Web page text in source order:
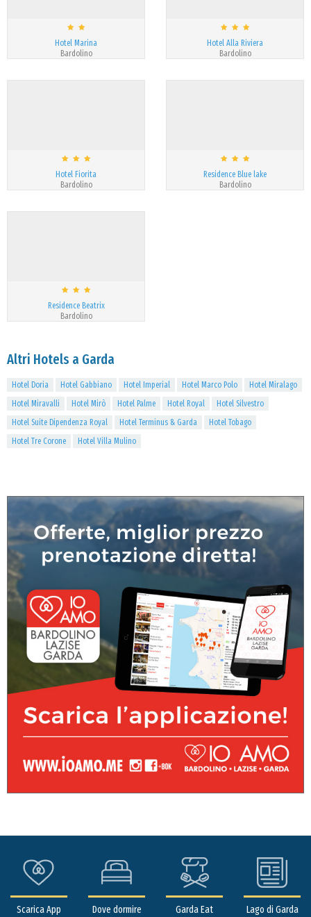
Hotel Marina
Bardolino
Hotel Alla Riviera
Bardolino
Hotel Fiorita
Bardolino
Residence Blue lake
Bardolino
Residence Beatrix
Bardolino
Altri Hotels a Garda
Hotel Doria Hotel Gabbiano Hotel Imperial Hotel Marco Polo
Hotel Miralago
Hotel Miravalli
Hotel Mirò Hotel Palme Hotel Royal
Hotel Silvestro
Hotel Suite Dipendenza Royal
Hotel Terminus & Garda
Hotel Tobago
Hotel Tre Corone
Hotel Villa Mulino
Scarica App
Dove dormire Garda Eat
Lago di Garda